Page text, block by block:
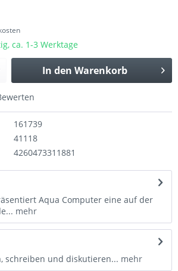
ca. 1-3 Werktage
In den Warenkorb
161739
41118
4260473311881
Aqua Computer eine auf der
mehr
schreiben und diskutieren... mehr